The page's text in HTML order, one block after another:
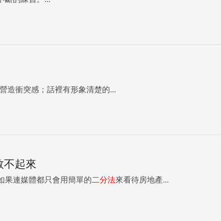
營造衝突感；話裡有形象清楚的...
不起來
果連媒體都只會用簡單的二分法來看待房地產...